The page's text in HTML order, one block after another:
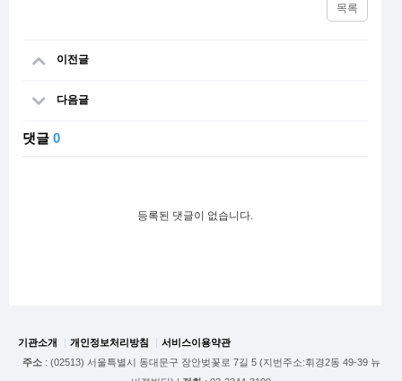
목록
이전글
다음글
댓글 0
등록된 댓글이 없습니다.
기관소개 개인정보처리방침
서비스이용약관
주소: (02513) 서울특별시 동대문구 장안벚꽃로 7길 5 (지번주소:휘경2동 49-39 뉴